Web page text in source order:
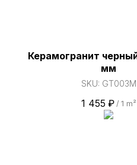
Керамогранит
мм
SKU: GT003M
1 455 ₽ / 1 m²